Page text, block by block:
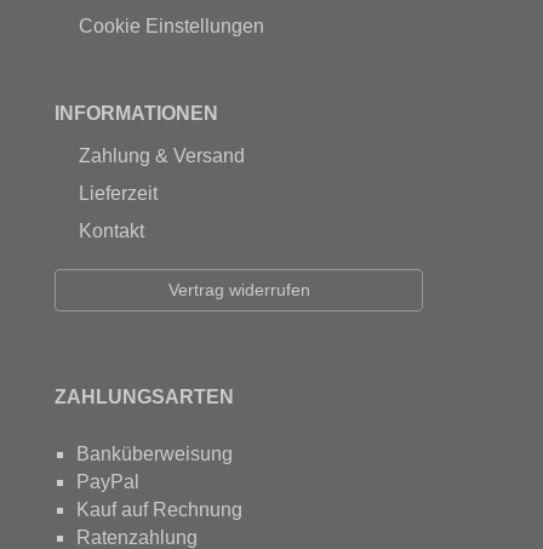
Cookie Einstellungen
INFORMATIONEN
Zahlung & Versand
Lieferzeit
Kontakt
Vertrag widerrufen
ZAHLUNGSARTEN
Banküberweisung
PayPal
Kauf auf Rechnung
Ratenzahlung